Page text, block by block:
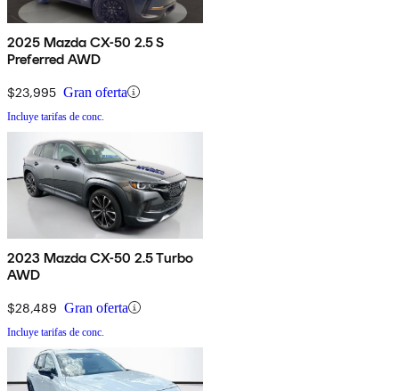
2025 Mazda CX-50 2.5 S
Preferred AWD
$23,995 Gran oferta
Incluye tarifas de conc.
2023 Mazda CX-50 2.5 Turbo
AWD
$28,489 Gran oferta
Incluye tarifas de conc.